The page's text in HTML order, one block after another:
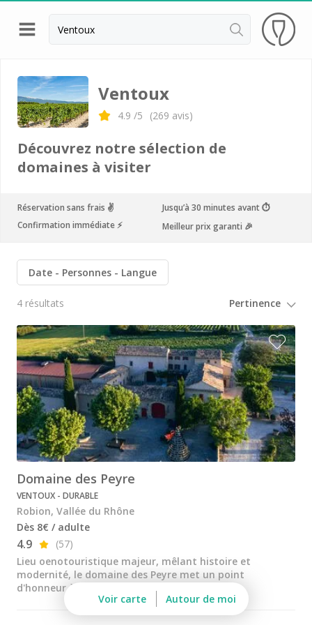
Retour
Visite cave & dégustation vin Ardèche
Visite cave & dégustation vin Avignon
Pape
Visite cave & dégustation vin Condrieu
Visite cave & dégustation vin Côte Rôtie
Visite cave & dégustation vin Lubéron
Visite cave & dégustation vin Lyon
Visite cave & dégustation vin Tain l'Hermitage
Visite cave & dégustation vin Vaucluse
Chapoutier
Château de Sannes
Château Turcan
Chêne Bleu
Domaine de la Citadelle
Domaine des Peyre
Les Vins de Vienne
Atelier dégustation vin & fromage
Atelier dégustation rhum
Ateliers dégustation whisky
Ventoux
4.9 /5 (269 avis)
Découvrez notre sélection de
domaines à visiter
Réservation sans frais ✌️
Jusqu’à 30 minutes avant ⏱
Confirmation immédiate ⚡️
Meilleur prix garanti 🎉
Date Personnes Langue
4 résultats
Domaine des Peyre
VENTOUX - DURABLE
Robion, Vallée du Rhône
Dès 8€ / adulte
4.9
(57)
Lieu oenotouristique majeur, mêlant histoire et
modernité, le domaine des Peyre met un point
d'honneur à vous accueillir lors de votre visite.
Voir carte
Autour de moi